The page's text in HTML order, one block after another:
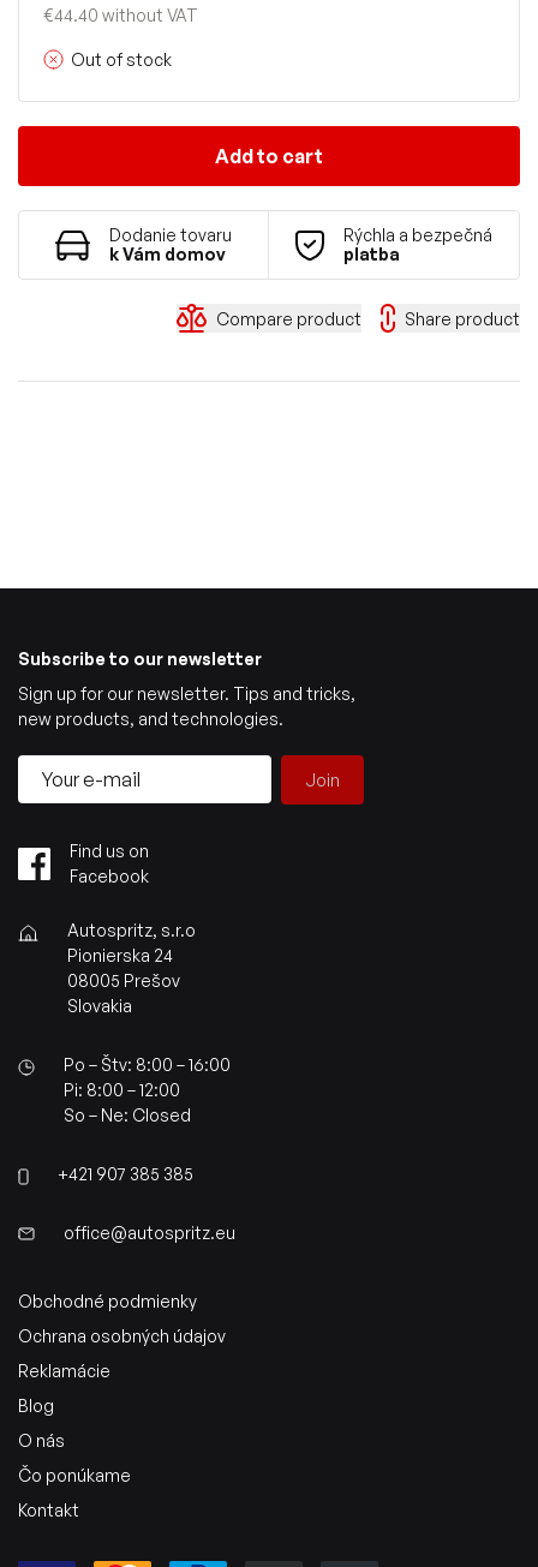
€44.40 without VAT
Out of stock
Add to cart
Dodanie tovaru
k Vám domov
Rýchla a bezpečná
platba
Compare product Share product
Subscribe to our newsletter
Sign up for our newsletter. Tips and tricks,
new products, and technologies.
Join
Find us on
Facebook
Autospritz, s.r.o
Pionierska 24
08005 Prešov
Slovakia
Po – Štv: 8:00 – 16:00
Pi: 8:00 – 12:00
So – Ne: Closed
+421 907 385 385
office@autospritz.eu
Obchodné podmienky
Ochrana osobných údajov
Reklamácie
Blog
O nás
Čo ponúkame
Kontakt